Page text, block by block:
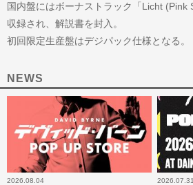
国内盤にはボーナストラック「Licht (Pink
収録され、解説書を封入。
初回限定生産盤はデジパック仕様となる。
NEWS
2026.08.04 2026.07.31